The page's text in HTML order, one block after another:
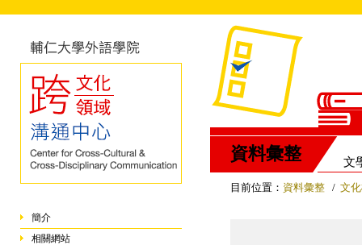
簡介
相關網站
資料彙整 文
目前位置： 資料彙整 / 文